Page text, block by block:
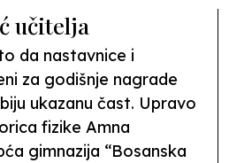
učitelja
da nastavnice i
za godišnje nagrade
ukazanu čast. Upravo
fizike Amna
gimnazija “Bosanska